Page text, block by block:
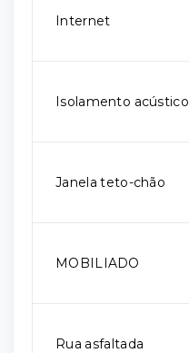
Internet
Isolamento acústico
Janela teto-chão
MOBILIADO
Rua asfaltada